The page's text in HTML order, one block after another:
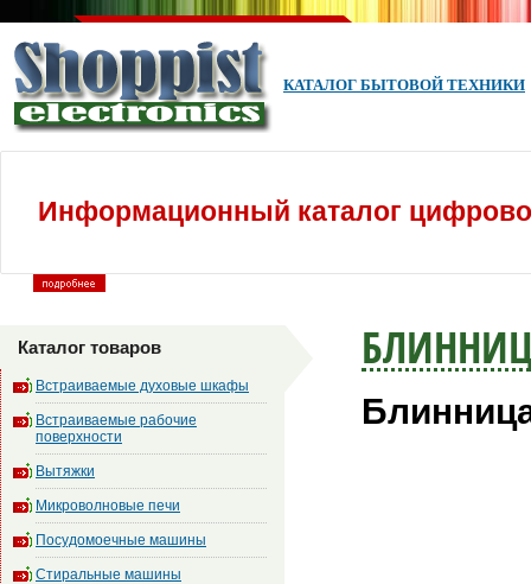
КАТАЛОГ БЫТОВОЙ ТЕХНИКИ
Информационный каталог
Каталог товаров
Встраиваемые духовые шкафы
Встраиваемые рабочие
поверхности
Вытяжки
Микроволновые печи
Посудомоечные машины
Стиральные машины